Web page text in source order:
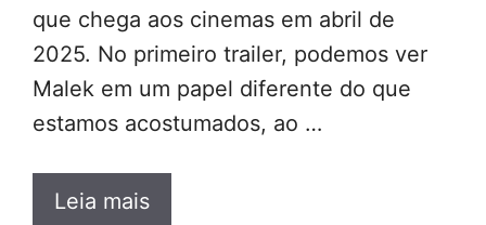
que chega aos cinemas em abril de
2025. No primeiro trailer, podemos ver
Malek em um papel diferente do que
estamos acostumados, ao …
Leia mais